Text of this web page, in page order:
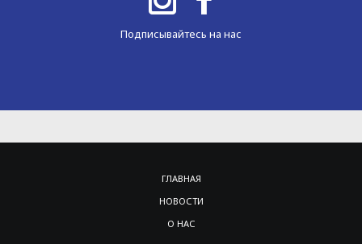
Подписывайтесь на нас
ГЛАВНАЯ
НОВОСТИ
О НАС